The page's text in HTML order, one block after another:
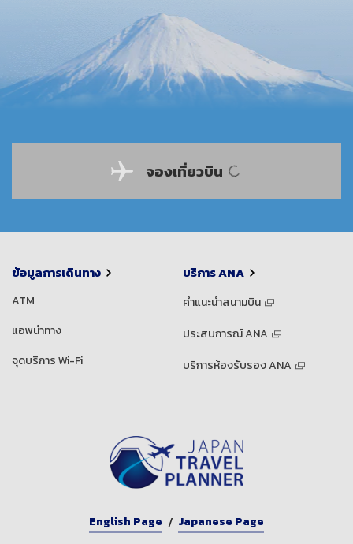
จองเที่ยวบิน
ข้อมูลการเดินทาง
ATM
แอพนำทาง
จุดบริการ Wi-Fi
บริการ ANA
คำแนะนำสนามบิน
ประสบการณ์ ANA
บริการห้องรับรอง ANA
English Page Japanese Page